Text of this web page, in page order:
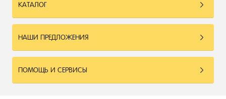
КАТАЛОГ
НАШИ ПРЕДЛОЖЕНИЯ
ПОМОЩЬ И СЕРВИСЫ